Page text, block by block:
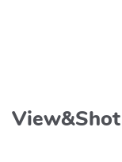
Aller au contenu
View&Shot